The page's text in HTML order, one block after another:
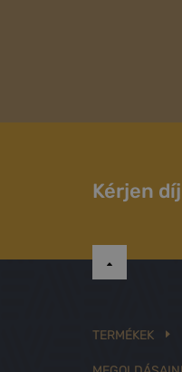
Kérjen
TERMÉKEK